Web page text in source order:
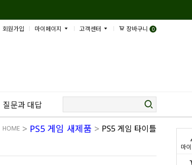
마
회원가입 마이페이지 고객센터 장바구니 0
질문과 대답
HOME > PS5 게임 새제품 > PS5 게임 타이틀